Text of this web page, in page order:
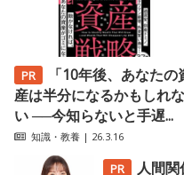
「10年後、あなたの
産は半分になるかもしれな
い ──今知らないと手遅...
知識・教養 | 26.3.16
人間